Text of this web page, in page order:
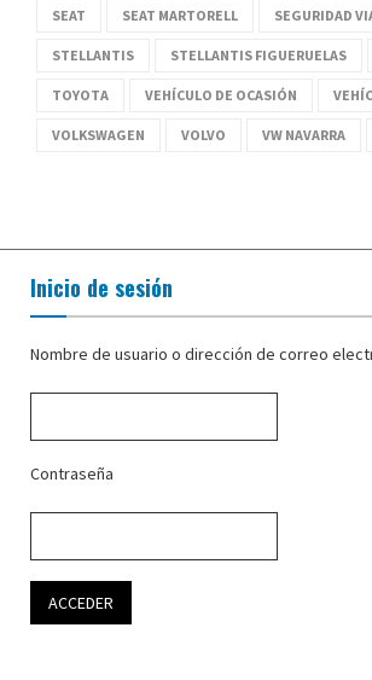
SEAT SEAT MARTORELL SEGURIDAD
STELLANTIS STELLANTIS FIGUERUELAS
TOYOTA VEHÍCULO DE OCASIÓN
VOLKSWAGEN VOLVO VW NAVARRA
Inicio de sesión
Nombre de usuario o dirección de correo
Contraseña